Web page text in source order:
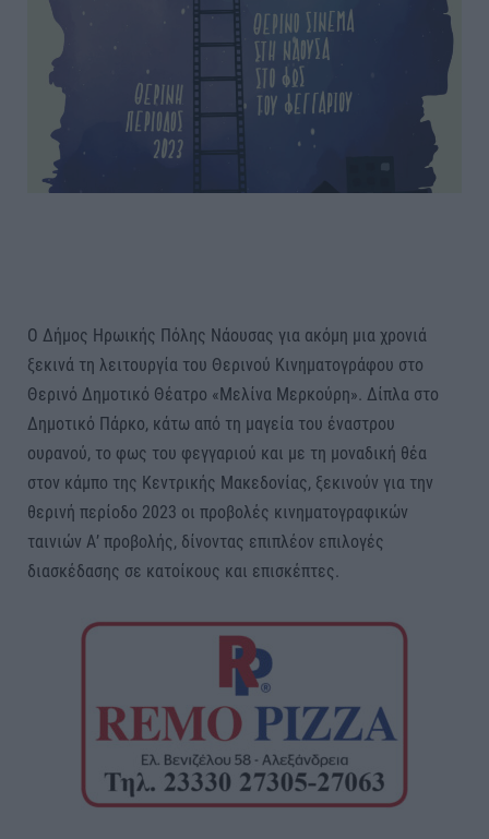
Ο Δήμος Ηρωικής Πόλης Νάουσας για ακόμη μια χρονιά
ξεκινά τη λειτουργία του Θερινού Κινηματογράφου στο
Θερινό Δημοτικό Θέατρο «Μελίνα Μερκούρη». Δίπλα στο
Δημοτικό Πάρκο, κάτω από τη μαγεία του έναστρου
ουρανού, το φως του φεγγαριού και με τη μοναδική θέα
στον κάμπο της Κεντρικής Μακεδονίας, ξεκινούν για την
θερινή περίοδο 2023 οι προβολές κινηματογραφικών
ταινιών Α’ προβολής, δίνοντας επιπλέον επιλογές
διασκέδασης σε κατοίκους και επισκέπτες.